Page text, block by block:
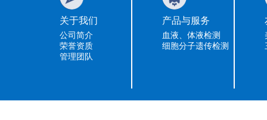
关于我们
公司简介
荣誉资质
管理团队
产品与服务
血液、体液检测
细胞分子遗传检测